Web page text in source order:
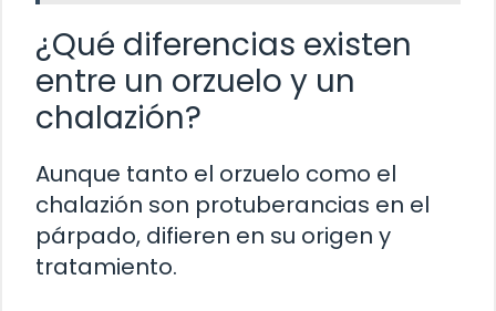
¿Qué diferencias existen
entre un orzuelo y un
chalazión?
Aunque tanto el orzuelo como el
chalazión son protuberancias en el
párpado, difieren en su origen y
tratamiento.